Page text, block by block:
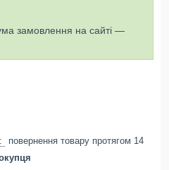
замовлення на сайті —
повернення товару протягом 14